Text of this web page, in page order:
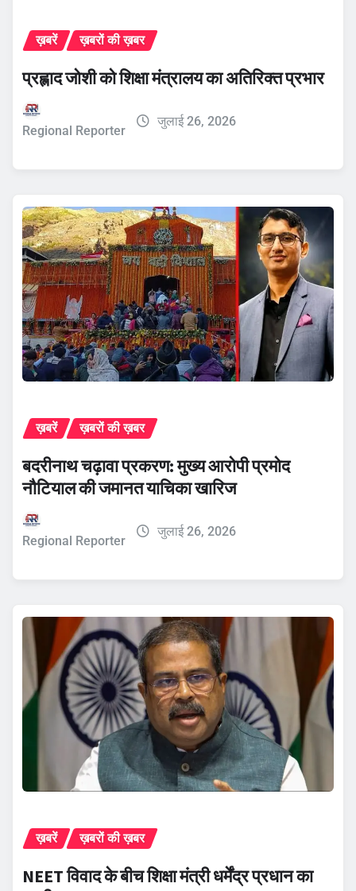
ख़बरें ख़बरों की ख़बर
प्रह्लाद जोशी को शिक्षा मंत्रालय का अतिरिक्त प्रभार
Regional Reporter
जुलाई 26, 2026
ख़बरें ख़बरों की ख़बर
बदरीनाथ चढ़ावा प्रकरण: मुख्य आरोपी प्रमोद
नौटियाल की जमानत याचिका खारिज
Regional Reporter
जुलाई 26, 2026
ख़बरें ख़बरों की ख़बर
NEET विवाद के बीच शिक्षा मंत्री धर्मेंद्र प्रधान का